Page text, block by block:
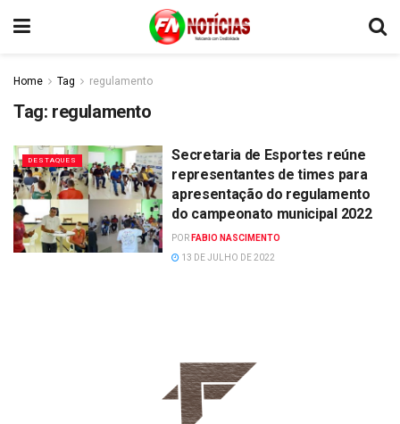
Home Tag regulamento
Tag: regulamento
DESTAQUES
Secretaria de Esportes reúne
representantes de times para
apresentação do regulamento
do campeonato municipal 2022
POR FABIO NASCIMENTO
13 DE JULHO DE 2022